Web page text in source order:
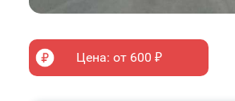
Цена: от 600 ₽